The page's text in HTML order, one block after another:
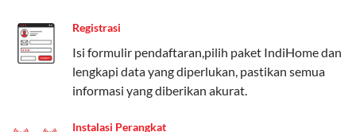
Complete untuk yang menginginkan fitur lengkap,
dan Paket Dynamic IP untuk pengguna yang
memprioritaskan kecepatan internet tinggi.
Registrasi
Isi formulir pendaftaran,pilih paket IndiHome dan
lengkapi data yang diperlukan, pastikan semua
informasi yang diberikan akurat.
Instalasi Perangkat